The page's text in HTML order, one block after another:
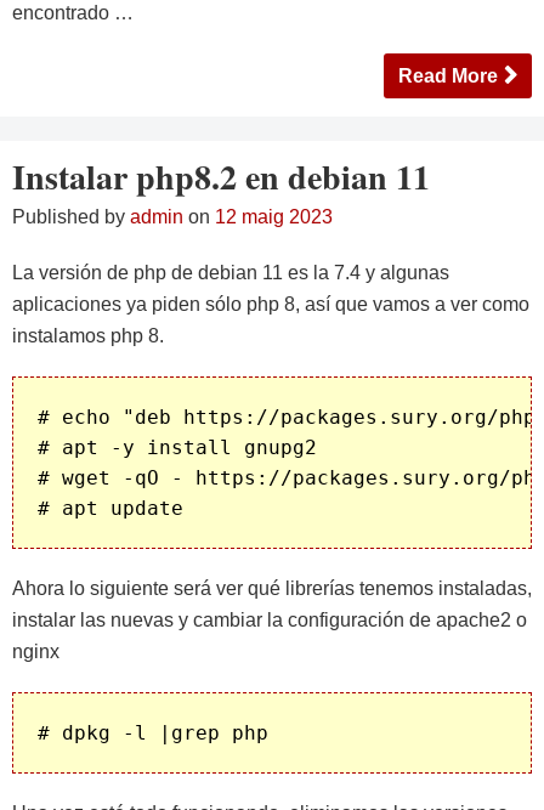
encontrado …
Read More
Instalar php8.2 en debian 11
Published by admin on 12 maig 2023
La versión de php de debian 11 es la 7.4 y algunas
aplicaciones ya piden sólo php 8, así que vamos a ver como
instalamos php 8.
# echo "deb https://packages.sury.org/
# apt -y install gnupg2
# wget -qO - https://packages.sury.org/
Ahora lo siguiente será ver qué librerías tenemos instaladas,
instalar las nuevas y cambiar la configuración de apache2 o
nginx